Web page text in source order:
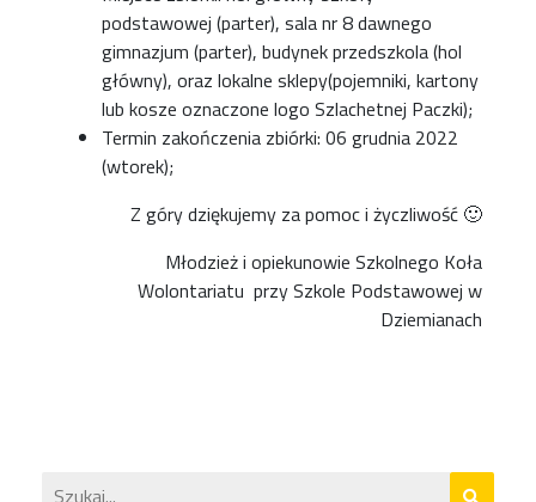
podstawowej (parter), sala nr 8 dawnego
gimnazjum (parter), budynek przedszkola (hol
główny), oraz lokalne sklepy(pojemniki, kartony
lub kosze oznaczone logo Szlachetnej Paczki);
Termin zakończenia zbiórki: 06 grudnia 2022
(wtorek);
Z góry dziękujemy za pomoc i życzliwość 🙂
Młodzież i opiekunowie Szkolnego Koła
Wolontariatu przy Szkole Podstawowej w
Dziemianach